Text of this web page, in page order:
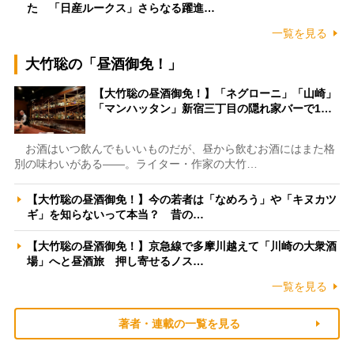
た 「日産ルークス」さらなる躍進…
一覧を見る
大竹聡の「昼酒御免！」
【大竹聡の昼酒御免！】「ネグローニ」「山崎」
「マンハッタン」新宿三丁目の隠れ家バーで1…
お酒はいつ飲んでもいいものだが、昼から飲むお酒にはまた格
別の味わいがある――。ライター・作家の大竹…
【大竹聡の昼酒御免！】今の若者は「なめろう」や「キヌカツ
ギ」を知らないって本当？ 昔の…
【大竹聡の昼酒御免！】京急線で多摩川越えて「川崎の大衆酒
場」へと昼酒旅 押し寄せるノス…
一覧を見る
著者・連載の一覧を見る